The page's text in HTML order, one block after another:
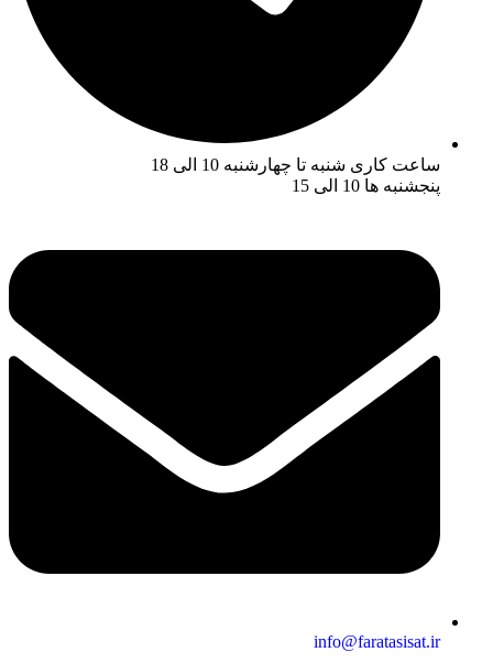
ساعت کاری شنبه تا چهارشنبه 10 الی 18
پنجشنبه ها 10 الی 15
info@faratasisat.ir